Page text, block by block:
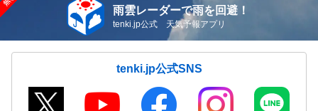
雨雲レーダーで雨を回避！
tenki.jp公式 天気予報アプリ
tenki.jp公式SNS